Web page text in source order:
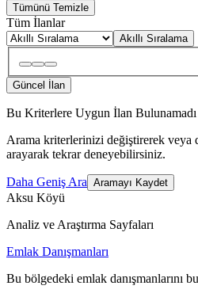
Tümünü Temizle
Tüm İlanlar
Akıllı Sıralama
Güncel İlan
Bu Kriterlere Uygun İlan Bulunamadı
Arama kriterlerinizi değiştirerek veya
arayarak tekrar deneyebilirsiniz.
Daha Geniş Ara Aramayı Kaydet
Aksu Köyü
Analiz ve Araştırma Sayfaları
Emlak Danışmanları
Bu bölgedeki emlak danışmanlarını